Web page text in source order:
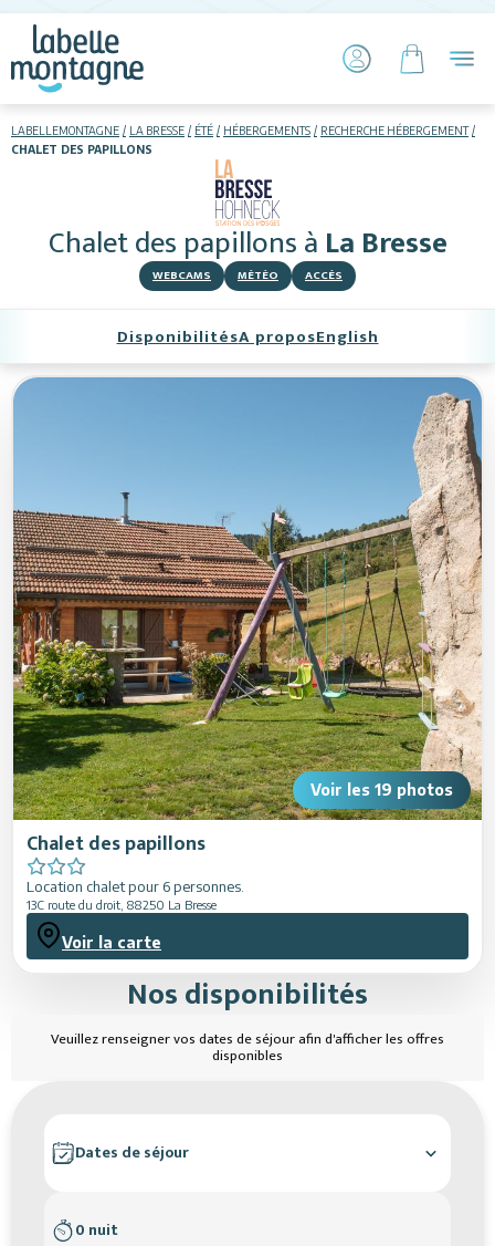
LABELLEMONTAGNE LA BRESSE ÉTÉ HÉBERGEMENTS
RECHERCHE HÉBERGEMENT
CHALET DES PAPILLONS
Chalet des papillonsà La Bresse
WEBCAMS MÉTÉO ACCÈS
Hébergements
Télésiège piétons
Restauration
Animations
DisponibilitésA proposEnglish
Voir les 19 photos
Chalet des papillons
Location chalet pour 6 personnes.
13C route du droit 88250 La Bresse
Voir la carte
Nos disponibilités
Veuillez renseigner vos dates de séjour afin d'afficher les offres
disponibles
Dates de séjour
0 nuit